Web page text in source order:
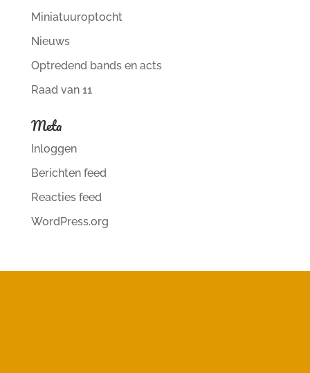
Miniatuuroptocht
Nieuws
Optredend bands en acts
Raad van 11
Meta
Inloggen
Berichten feed
Reacties feed
WordPress.org